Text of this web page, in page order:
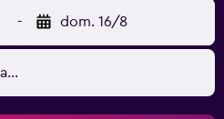
- dom. 16/8